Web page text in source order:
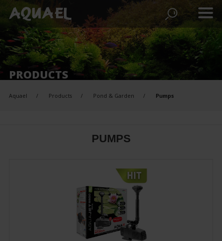
PRODUCTS
Aquael Products Pond & Garden Pumps
PUMPS